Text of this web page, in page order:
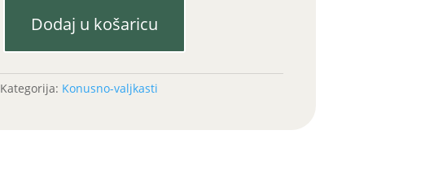
Dodaj u košaricu
Kategorija: Konusno-valjkasti